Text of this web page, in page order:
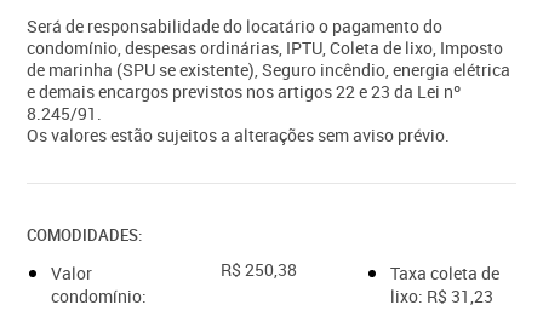
Será de responsabilidade do locatário o pagamento do
condomínio, despesas ordinárias, IPTU, Coleta de lixo, Imposto
de marinha (SPU se existente), Seguro incêndio, energia elétrica
e demais encargos previstos nos artigos 22 e 23 da Lei nº
8.245/91.
Os valores estão sujeitos a alterações sem aviso prévio.
COMODIDADES:
Valor
condomínio:
R$ 250,38
Taxa coleta de
lixo: R$ 31,23